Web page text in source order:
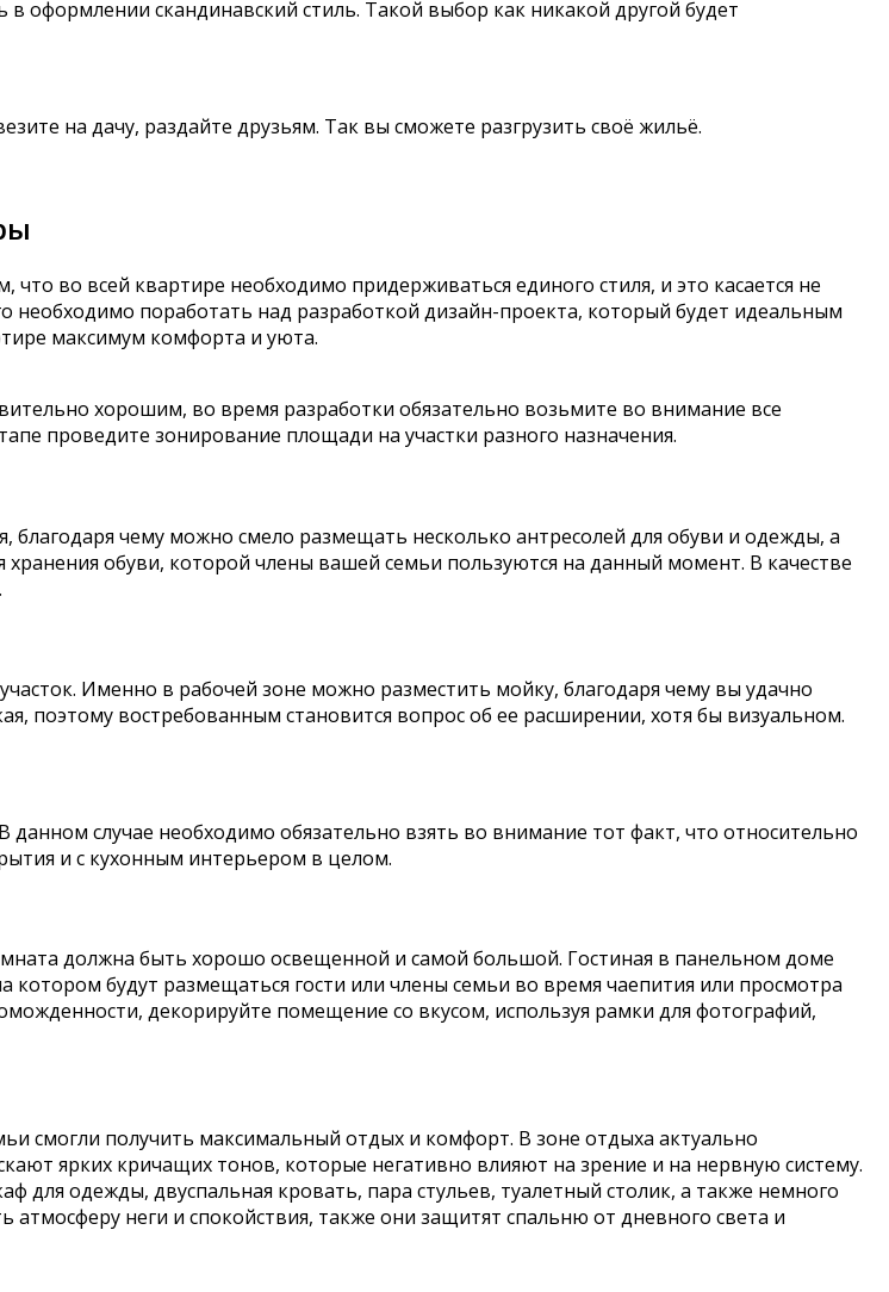
оформлении скандинавский стиль. Такой выбор как никакой другой будет
на дачу, раздайте друзьям. Так вы сможете разгрузить своё жильё.
во всей квартире необходимо придерживаться единого стиля, и это касается не
поработать над разработкой дизайн-проекта, который будет идеальным
максимум комфорта и уюта.
хорошим, во время разработки обязательно возьмите во внимание все
проведите зонирование площади на участки разного назначения.
чему можно смело размещать несколько антресолей для обуви и одежды, а
обуви, которой члены вашей семьи пользуются на данный момент. В качестве
Именно в рабочей зоне можно разместить мойку, благодаря чему вы удачно
поэтому востребованным становится вопрос об ее расширении, хотя бы визуальном.
случае необходимо обязательно взять во внимание тот факт, что относительно
и с кухонным интерьером в целом.
должна быть хорошо освещенной и самой большой. Гостиная в панельном доме
будут размещаться гости или члены семьи во время чаепития или просмотра
декорируйте помещение со вкусом, используя рамки для фотографий,
смогли получить максимальный отдых и комфорт. В зоне отдыха актуально
ярких кричащих тонов, которые негативно влияют на зрение и на нервную систему.
одежды, двуспальная кровать, пара стульев, туалетный столик, а также немного
неги и спокойствия, также они защитят спальню от дневного света и